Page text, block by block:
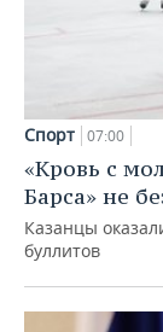
Спорт 07:00
«Кровь с
Барса» не
Казанцы
буллитов